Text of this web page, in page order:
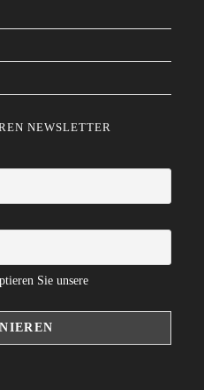
NEWSLETTER
Sie unsere